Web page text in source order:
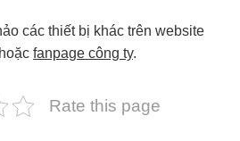
các thiết bị khác trên website
hoặc fanpage công ty.
Rate this page